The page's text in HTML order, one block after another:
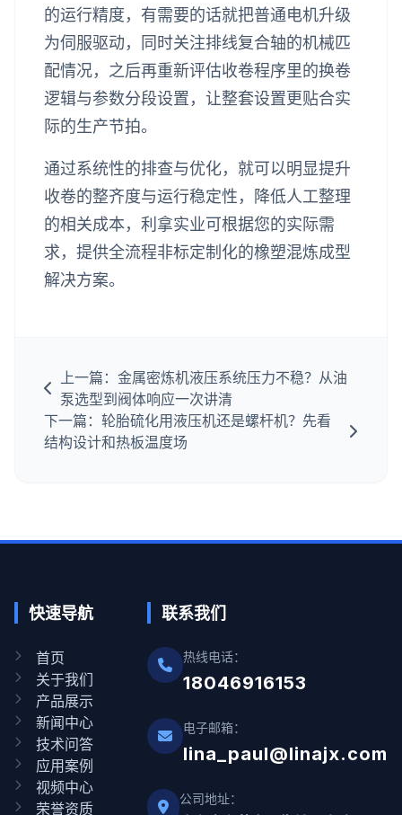
的运行精度，有需要的话就把普通电机升级
为伺服驱动，同时关注排线复合轴的机械匹
配情况，之后再重新评估收卷程序里的换卷
逻辑与参数分段设置，让整套设置更贴合实
际的生产节拍。
通过系统性的排查与优化，就可以明显提升
收卷的整齐度与运行稳定性，降低人工整理
的相关成本，利拿实业可根据您的实际需
求，提供全流程非标定制化的橡塑混炼成型
解决方案。
上一篇：金属密炼机液压系统压力不稳？从油
泵选型到阀体响应一次讲清
下一篇：轮胎硫化用液压机还是螺杆机？先看
结构设计和热板温度场
快速导航
首页
关于我们
产品展示
新闻中心
技术问答
应用案例
视频中心
荣誉资质
联系我们
热线电话：
18046916153
电子邮箱：
lina_paul@linajx.com
公司地址：